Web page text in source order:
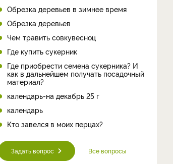
Обрезка деревьев в зимнее время
Обрезка деревьев
Чем травить совкувесноц
Где купить сукерник
Где приобрести семена сукерника? И
как в дальнейшем получать посадочный
материал?
календарь-на декабрь 25 г
календарь
Кто завелся в моих перцах?
Задать вопрос Все вопросы